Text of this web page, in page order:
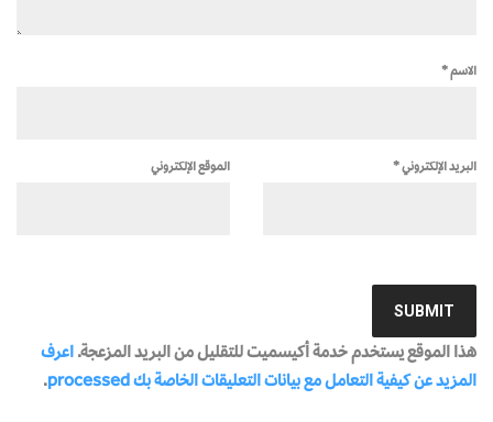
الاسم*
البريد الإلكتروني* الموقع الإلكتروني
هذا الموقع يستخدم خدمة أكيسميت للتقليل من البريد المزعجة. اعرف
المزيد عن كيفية التعامل مع بيانات التعليقات الخاصة بك processed
.